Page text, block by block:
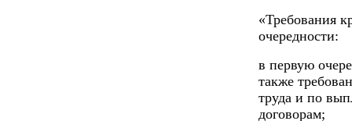
«Требования
очередности:
в первую
также
труда и по
договорам;